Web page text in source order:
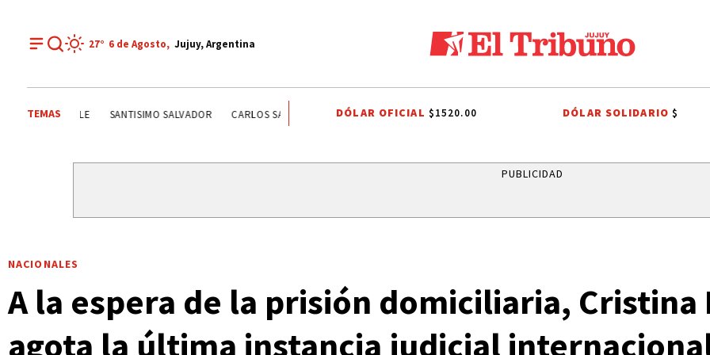
27° 6 de Agosto, Jujuy, Argentina
TEMAS RIVER PLATE AGUA POTABLE AGUA POTABLE SANTISIMO SALVADOR CARLOS SADIR ALTO COMEDERO PREMIOS SAN
DÓLAR OFICIAL $1520.00 DÓLAR SOLIDARIO$
PUBLICIDAD
NACIONALES
A la espera de la prisión domiciliaria,
agota la última instancia judicial